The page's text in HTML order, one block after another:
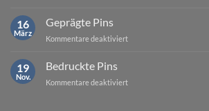
16
März
Geprägte Pins
Kommentare deaktiviertfür
19
Nov.
Bedruckte Pins
Kommentare deaktiviertfür